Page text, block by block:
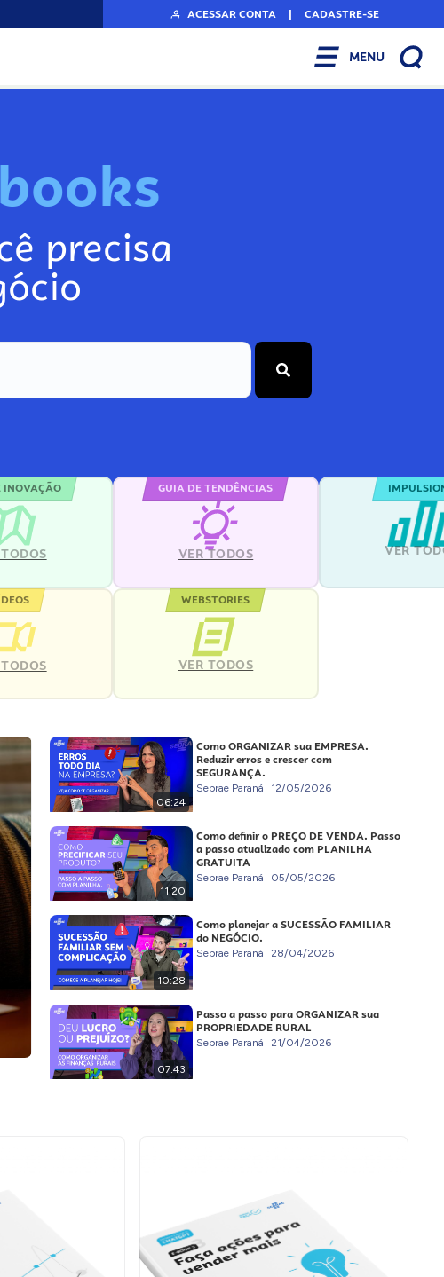
ACESSAR CONTA | CADASTRE-SE
MENU
o o k sN
precisa
INOVAÇÃO GUIA DE TENDÊNCIAS
VER TODOS VER
WEBSTORIES
VER TODOS
06:24
Como ORGANIZAR sua EMPRESA.
Reduzir erros e crescer com
SEGURANÇA.
Sebrae Paraná 12/05/2026
11:20
Como definir o PREÇO DE VENDA. Passo
a passo atualizado com PLANILHA
GRATUITA
Sebrae Paraná 05/05/2026
10:28
Como planejar a SUCESSÃO FAMILIAR
do NEGÓCIO.
Sebrae Paraná 28/04/2026
07:43
Passo a passo para ORGANIZAR sua
PROPRIEDADE RURAL
Sebrae Paraná 21/04/2026